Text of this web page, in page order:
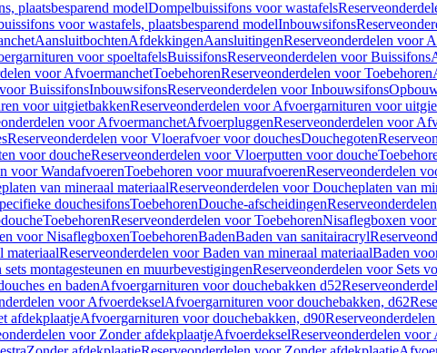
plaatsbesparend modelDompelbuissifons voor wastafels
voor wastafels, plaatsbesparend modelInbouwsifons
AansluitbochtenAfdekkingenAansluitingenReserveonderdelen voor
voor spoeltafelsBuissifonsReserveonderdelen voor Buissifons
voor AfvoermanchetToebehorenReserveonderdelen voor Toebehoren
BuissifonsInbouwsifonsReserveonderdelen voor Inbouwsifons
voor uitgietbakkenReserveonderdelen voor Afvoergarnituren voor
voor AfvoermanchetAfvoerpluggenReserveonderdelen voor
Reserveonderdelen voor Vloerafvoer voor douchesDouchegoten
voor doucheReserveonderdelen voor Vloerputten voor douche
voor WandafvoerenToebehoren voor muurafvoerenReserveonderdelen
van mineraal materiaalReserveonderdelen voor Doucheplaten van
douchesifonsToebehorenDouche-afscheidingen
ToebehorenReserveonderdelen voor ToebehorenNisaflegboxen
voor NisaflegboxenToebehorenBadenBaden van sanitairacryl
materiaalReserveonderdelen voor Baden van mineraal materiaalBaden
sets montagesteunen en muurbevestigingenReserveonderdelen voor Sets
en badenAfvoergarnituren voor douchebakken d52
voor AfvoerdekselAfvoergarnituren voor douchebakken, d62
afdekplaatjeAfvoergarnituren voor douchebakken, d90
voor Zonder afdekplaatjeAfvoerdekselReserveonderdelen voor